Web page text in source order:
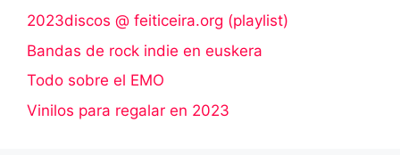
2023discos @ feiticeira.org (playlist)
Bandas de rock indie en euskera
Todo sobre el EMO
Vinilos para regalar en 2023